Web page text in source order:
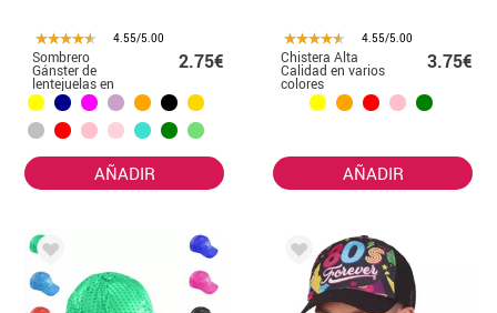
4.55/5.00
Sombrero
Gánster de
lentejuelas en
varios colores
2.75€
AÑADIR
4.55/5.00
Chistera Alta
Calidad en varios
colores
3.75€
AÑADIR